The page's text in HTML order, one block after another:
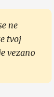
ne
tvoj
vezano